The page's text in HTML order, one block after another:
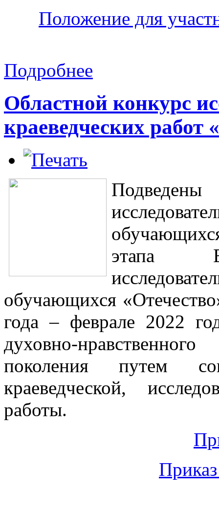
Положение для
Подробнее
Областной конкурс
краеведческих работ
Подведены
этапа
обучающихся
года – феврале 2022
духовно-
поколения путем
краеведческой,
работы.